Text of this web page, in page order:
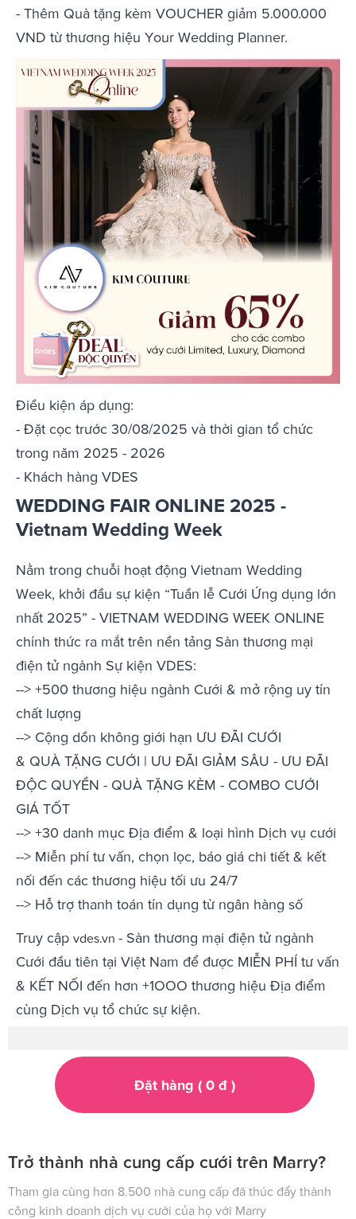
- Thêm Quà tặng kèm VOUCHER giảm 5.000.000
VND từ thương hiệu Your Wedding Planner.
Điều kiện áp dụng:
- Đặt cọc trước 30/08/2025 và thời gian tổ chức
trong năm 2025 - 2026
- Khách hàng VDES
WEDDING FAIR ONLINE 2025 -
Vietnam Wedding Week
Nằm trong chuỗi hoạt động Vietnam Wedding
Week, khởi đầu sự kiện “Tuần lễ Cưới Ứng dụng lớn
nhất 2025” - VIETNAM WEDDING WEEK ONLINE
chính thức ra mắt trên nền tảng Sàn thương mại
điện tử ngành Sự kiện VDES:
--> +500 thương hiệu ngành Cưới & mở rộng uy tín
chất lượng
--> Cộng dồn không giới hạn ƯU ĐÃI CƯỚI
& QUÀ TẶNG CƯỚI | ƯU ĐÃI GIẢM SÂU - ƯU ĐÃI
ĐỘC QUYỀN - QUÀ TẶNG KÈM - COMBO CƯỚI
GIÁ TỐT
--> +30 danh mục Địa điểm & loại hình Dịch vụ cưới
--> Miễn phí tư vấn, chọn lọc, báo giá chi tiết & kết
nối đến các thương hiệu tối ưu 24/7
--> Hỗ trợ thanh toán tín dụng từ ngân hàng số
Truy cập vdes.vn - Sàn thương mại điện tử ngành
Cưới đầu tiên tại Việt Nam để được MIỄN PHÍ tư vấn
& KẾT NỐI đến hơn +1OOO thương hiệu Địa điểm
cùng Dịch vụ tổ chức sự kiện.
Đặt hàng ( 0đ )
Trở thành nhà cung cấp cưới trên Marry?
Tham gia cùng hơn 8.500 nhà cung cấp đã thúc đẩy thành
công kinh doanh dịch vụ cưới của họ với Marry